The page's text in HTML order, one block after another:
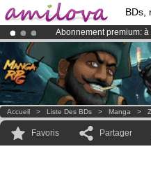
BDs,
Abonnement premium: à
Déjà 100000membres
LeKickstarter Amilova
Accueil > Liste Des BDs > Manga >
Favoris Partager